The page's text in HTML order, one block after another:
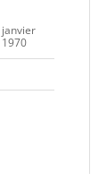
janvier
1970